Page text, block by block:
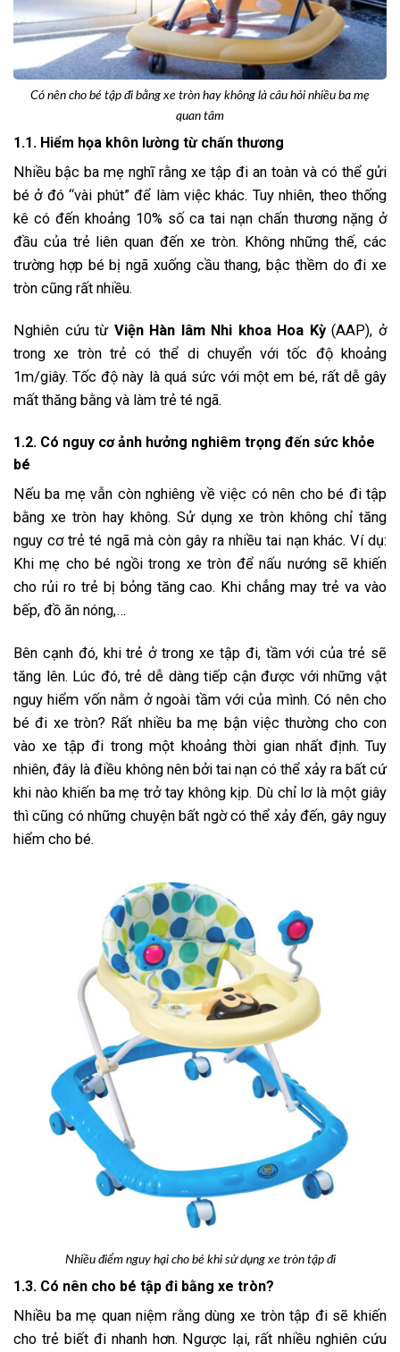
Có nên cho bé tập đi bằng xe tròn hay không là câu hỏi nhiều ba mẹ
quan tâm
1.1. Hiểm họa khôn lường từ chấn thương
Nhiều bậc ba mẹ nghĩ rằng xe tập đi an toàn và có thể gửi
bé ở đó “vài phút” để làm việc khác. Tuy nhiên, theo thống
kê có đến khoảng 10% số ca tai nạn chấn thương nặng ở
đầu của trẻ liên quan đến xe tròn. Không những thế, các
trường hợp bé bị ngã xuống cầu thang, bậc thềm do đi xe
tròn cũng rất nhiều.
Nghiên cứu từ Viện Hàn lâm Nhi khoa Hoa Kỳ(AAP), ở
trong xe tròn trẻ có thể di chuyển với tốc độ khoảng
1m/giây. Tốc độ này là quá sức với một em bé, rất dễ gây
mất thăng bằng và làm trẻ té ngã.
1.2. Có nguy cơ ảnh hưởng nghiêm trọng đến sức khỏe
bé
Nếu ba mẹ vẫn còn nghiêng về việc có nên cho bé đi tập
bằng xe tròn hay không. Sử dụng xe tròn không chỉ tăng
nguy cơ trẻ té ngã mà còn gây ra nhiều tai nạn khác. Ví dụ:
Khi mẹ cho bé ngồi trong xe tròn để nấu nướng sẽ khiến
cho rủi ro trẻ bị bỏng tăng cao. Khi chẳng may trẻ va vào
bếp, đồ ăn nóng,…
Bên cạnh đó, khi trẻ ở trong xe tập đi, tầm với của trẻ sẽ
tăng lên. Lúc đó, trẻ dễ dàng tiếp cận được với những vật
nguy hiểm vốn nằm ở ngoài tầm với của mình. Có nên cho
bé đi xe tròn? Rất nhiều ba mẹ bận việc thường cho con
vào xe tập đi trong một khoảng thời gian nhất định. Tuy
nhiên, đây là điều không nên bởi tai nạn có thể xảy ra bất cứ
khi nào khiến ba mẹ trở tay không kịp. Dù chỉ lơ là một giây
thì cũng có những chuyện bất ngờ có thể xảy đến, gây nguy
hiểm cho bé.
Nhiều điểm nguy hại cho bé khi sử dụng xe tròn tập đi
1.3. Có nên cho bé tập đi bằng xe tròn?
Nhiều ba mẹ quan niệm rằng dùng xe tròn tập đi sẽ khiến
cho trẻ biết đi nhanh hơn. Ngược lại, rất nhiều nghiên cứu